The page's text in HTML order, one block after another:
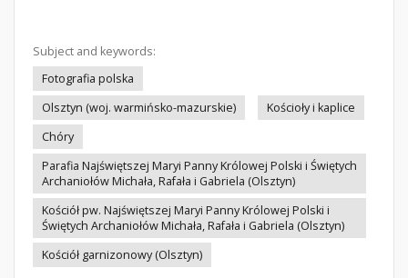
Subject and keywords:
Fotografia polska
Olsztyn (woj. warmińsko-mazurskie)
Kościoły i kaplice
Chóry
Parafia Najświętszej Maryi Panny Królowej Polski i Świętych
Archaniołów Michała, Rafała i Gabriela (Olsztyn)
Kościół pw. Najświętszej Maryi Panny Królowej Polski i
Świętych Archaniołów Michała, Rafała i Gabriela (Olsztyn)
Kościół garnizonowy (Olsztyn)